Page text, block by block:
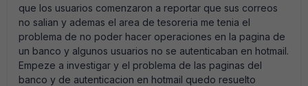
que los usuarios comenzaron a reportar que sus correos
no salian y ademas el area de tesoreria me tenia el
problema de no poder hacer operaciones en la pagina de
un banco y algunos usuarios no se autenticaban en hotmail.
Empeze a investigar y el problema de las paginas del
banco y de autenticacion en hotmail quedo resuelto